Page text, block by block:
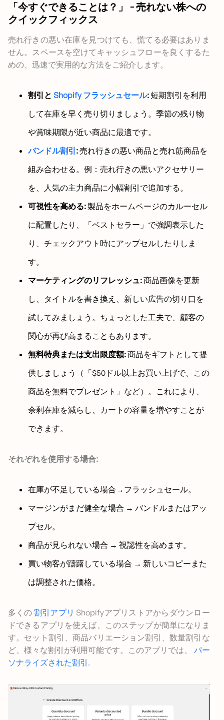
「今すぐできることは？」 – 売れない株への
クイックフィックス
売れ行きの悪い在庫を見つけても、慌てる必要はありま
せん。スペースを空けてキャッシュフローを良くするた
めの、迅速で実用的な方法をご紹介します。
割引と Shopify フラッシュセール:短期割引を利用
して在庫を早く売り切りましょう。季節の残り物
や賞味期限が近い商品に最適です。
バンドル割引 :売れ行きの悪い商品と売れ筋商品を
組み合わせる。例：売れ行きの悪いアクセサリー
を、人気の主力商品に小幅割引で追加する。
可視性を高める:製品をホームページのカルーセル
に配置したり、「ベストセラー」で強調表示した
り、チェックアウト時にアップセルしたりしま
す。
マーケティングのリフレッシュ:商品画像を更新
し、タイトルを書き換え、新しい広告の切り口を
試してみましょう。ちょっとした工夫で、顧客の
関心が再び高まることもあります。
無料特典または支出限度額:商品をギフトとして提
供しましょう（「$50ドル以上お買い上げで、この
商品を無料でプレゼント」など）。これにより、
余剰在庫を減らし、カートの容量を増やすことが
できます。
それぞれを使用する場合:
在庫が不足している場合→フラッシュセール。
マージンがまだ健全な場合 → バンドルまたはアッ
プセル。
商品が見られない場合 → 視認性を高めます。
買い物客が躊躇している場合 → 新しいコピーまた
は調整された価格。
多くの 割引アプリ Shopifyアプリストアからダウンロー
ドできるアプリを使えば、このステップが簡単になりま
す。セット割引、商品バリエーション割引、数量割引な
ど、様々な割引が利用可能です。このアプリでは、 パー
ソナライズされた割引 .